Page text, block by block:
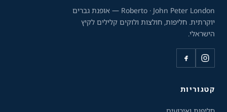
Roberto · John Peter London — אופנת גברים
יוקרתית. חליפות, חולצות ולוקים קלילים לקיץ
הישראלי.
קטגוריות
כלי נגישות
גודל טקסט
A-